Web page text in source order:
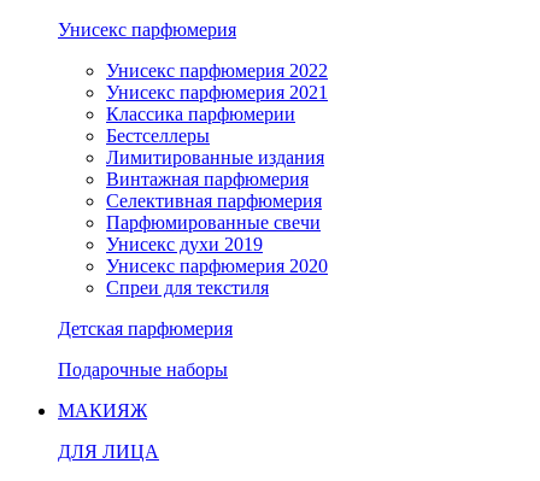
Унисекс парфюмерия
Унисекс парфюмерия 2022
Унисекс парфюмерия 2021
Классика парфюмерии
Бестселлеры
Лимитированные издания
Винтажная парфюмерия
Селективная парфюмерия
Парфюмированные свечи
Унисекс духи 2019
Унисекс парфюмерия 2020
Спреи для текстиля
Детская парфюмерия
Подарочные наборы
МАКИЯЖ
ДЛЯ ЛИЦА